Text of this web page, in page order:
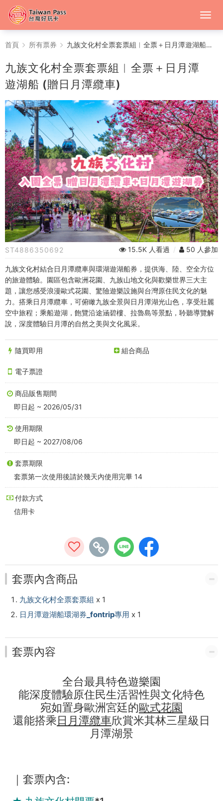
九
族
文
化
村
全
票
套
票
組
︱
全
票
＋
日
潭
遊
湖
船
(贈
日
月
潭
纜
中
台
灣
玩
首頁 所有票券 九族文化村全票套票組︱全票＋日月潭遊湖船 (贈日月潭纜車)
九族文化村全票套票組︱全票＋日月潭
遊湖船 (贈日月潭纜車)
ST4886350692 15.5K 人看過 / 50 人參加
九族文化村結合日月潭纜車與環湖遊湖船券，提供海、陸、空全方位
的旅遊體驗。園區包含歐洲花園、九族山地文化與歡樂世界三大主
題，讓您感受浪漫歐式花園、驚險遊樂設施與台灣原住民文化的魅
力。搭乘日月潭纜車，可俯瞰九族全景與日月潭湖光山色，享受壯麗
空中旅程；乘船遊湖，飽覽沿途涵碧樓、拉魯島等景點，聆聽導覽解
說，深度體驗日月潭的自然之美與文化風采。
隨買即用 組合商品
電子票證
商品販售期間
即日起 ~ 2026/05/31
使用期限
即日起 ~ 2027/08/06
套票期限
套票第一次使用後請於幾天內使用完畢 14
付款方式
信用卡
套票內含商品
九族文化村全票套票組 x 1
日月潭遊湖船環湖券_fontrip專用 x 1
套票內容
全台最具特色遊樂園
能深度體驗原住民生活習性與文化特色
宛如置身歐洲宮廷的歐式花園
還能搭乘日月潭纜車欣賞米其林三星級日
月潭湖景
｜套票內含: